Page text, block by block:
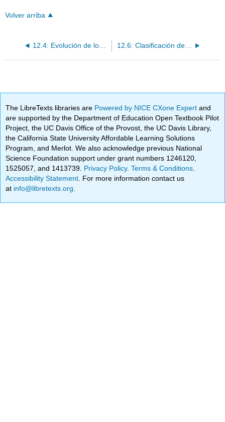
Volver arriba
12.4: Evolución de los Mamíferos Modernos 12.6: Clasificación de Vertebrados
The LibreTexts libraries are Powered by NICE CXone Expertand
are supported by the Department of Education Open Textbook Pilot
Project, the UC Davis Office of the Provost, the UC Davis Library,
the California State University Affordable Learning Solutions
Program, and Merlot. We also acknowledge previous National
Science Foundation support under grant numbers 1246120,
1525057, and 1413739. Privacy Policy.Terms & Conditions
Accessibility Statement . For more information contact us
at info@libretexts.org